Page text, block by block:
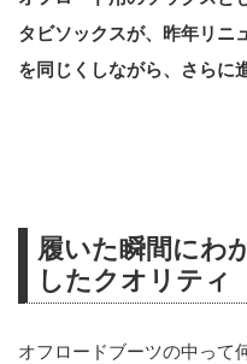
タビソックスが、昨年リニ
を同じくしながら、さらに
履いた瞬間にわ
したクオリティ
オフロードブーツの中っ